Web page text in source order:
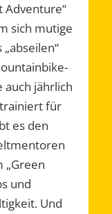
Adventure“
sich mutige
auch jährlich
für
es den
„Green
und
Und